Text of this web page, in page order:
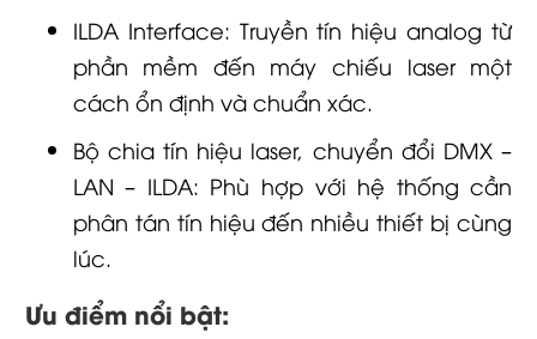
ILDA Interface: Truyền tín hiệu analog từ
phần mềm đến máy chiếu laser một
cách ổn định và chuẩn xác.
Bộ chia tín hiệu laser, chuyển đổi DMX –
LAN – ILDA: Phù hợp với hệ thống cần
phân tán tín hiệu đến nhiều thiết bị cùng
lúc.
Ưu điểm nổi bật: